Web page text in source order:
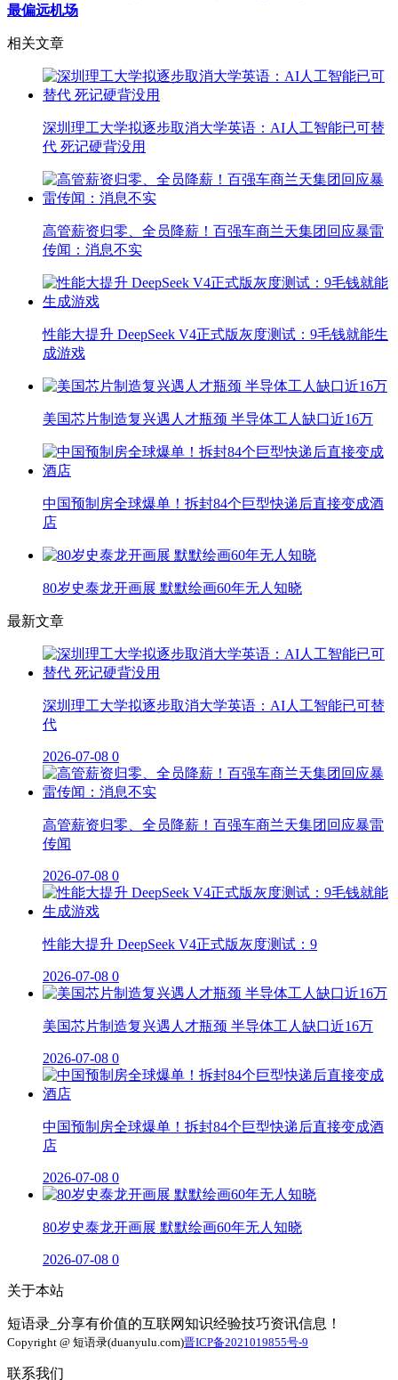
最偏远机场
相关文章
深圳理工大学拟逐步取消大学英语：AI人工智能已可替
代 死记硬背没用
高管薪资归零、全员降薪！百强车商兰天集团回应暴雷
传闻：消息不实
性能大提升 DeepSeek V4正式版灰度测试：9毛钱就能生
成游戏
美国芯片制造复兴遇人才瓶颈 半导体工人缺口近16万
中国预制房全球爆单！拆封84个巨型快递后直接变成酒
店
80岁史泰龙开画展 默默绘画60年无人知晓
最新文章
深圳理工大学拟逐步取消大学英语：AI人工智能已可替
代
2026-07-08 0
高管薪资归零、全员降薪！百强车商兰天集团回应暴雷
传闻
2026-07-08 0
性能大提升 DeepSeek V4正式版灰度测试：9
2026-07-08 0
美国芯片制造复兴遇人才瓶颈 半导体工人缺口近16万
2026-07-08 0
中国预制房全球爆单！拆封84个巨型快递后直接变成酒
店
2026-07-08 0
80岁史泰龙开画展 默默绘画60年无人知晓
2026-07-08 0
关于本站
短语录_分享有价值的互联网知识经验技巧资讯信息！
Copyright @ 短语录(duanyulu.com)晋ICP备2021019855号-9
联系我们